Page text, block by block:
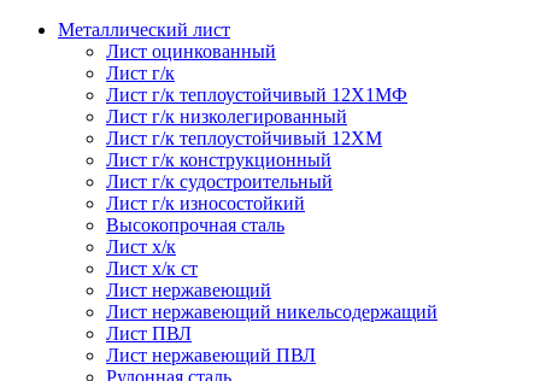
Металлический лист
Лист оцинкованный
Лист г/к
Лист г/к теплоустойчивый 12Х1МФ
Лист г/к низколегированный
Лист г/к теплоустойчивый 12ХМ
Лист г/к конструкционный
Лист г/к судостроительный
Лист г/к износостойкий
Высокопрочная сталь
Лист х/к
Лист х/к ст
Лист нержавеющий
Лист нержавеющий никельсодержащий
Лист ПВЛ
Лист нержавеющий ПВЛ
Рулонная сталь